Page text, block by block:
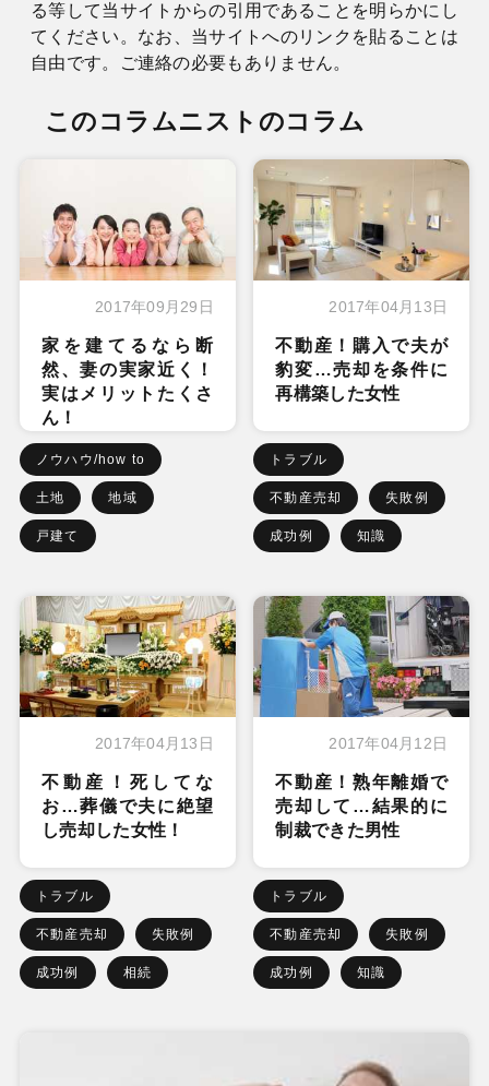
る等して当サイトからの引用であることを明らかにし
てください。なお、当サイトへのリンクを貼ることは
自由です。ご連絡の必要もありません。
このコラムニストのコラム
2017年09月29日
家を建てるなら断
然、妻の実家近く！
実はメリットたくさ
ん！
ノウハウ/how to
土地 地域
戸建て
2017年04月13日
不動産！購入で夫が
豹変…売却を条件に
再構築した女性
トラブル
不動産売却 失敗例
成功例 知識
2017年04月13日
不動産！死してな
お…葬儀で夫に絶望
し売却した女性！
トラブル
不動産売却 失敗例
成功例 相続
2017年04月12日
不動産！熟年離婚で
売却して…結果的に
制裁できた男性
トラブル
不動産売却 失敗例
成功例 知識